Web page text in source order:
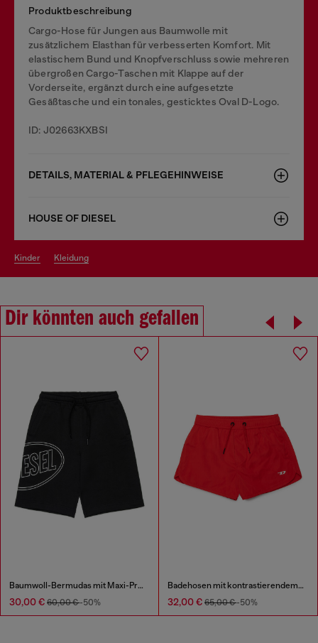
Produktbeschreibung
Cargo-Hose für Jungen aus Baumwolle mit
zusätzlichem Elasthan für verbesserten Komfort. Mit
elastischem Bund und Knopfverschluss sowie mehreren
übergroßen Cargo-Taschen mit Klappe auf der
Vorderseite, ergänzt durch eine aufgesetzte
Gesäßtasche und ein tonales, gesticktes Oval D-Logo.
ID: J02663KXBSI
DETAILS, MATERIAL & PFLEGEHINWEISE
HOUSE OF DIESEL
kinder kleidung
Dir könnten auch gefallen
Baumwoll-Bermudas mit Maxi-Print
30,00 € 60,00 €-50%
Badehosen mit kontrastierendem D
32,00 € 65,00 €-50%